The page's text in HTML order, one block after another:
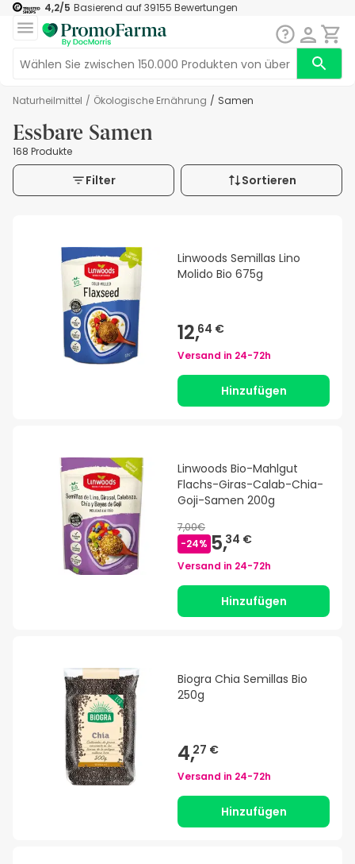
4,2/5 Basierend auf39155 Bewertungen
Naturheilmittel / Ökologische Ernährung / Samen
Essbare Samen
168 Produkte
Filter Sortieren
Linwoods Semillas Lino
Molido Bio 675g
12,64 €
Versand in 24-72h
Hinzufügen
Linwoods Bio-Mahlgut
Flachs-Giras-Calab-Chia-
Goji-Samen 200g
7,00€
-24% 5,34 €
Versand in 24-72h
Hinzufügen
Biogra Chia Semillas Bio
250g
4,27 €
Versand in 24-72h
Hinzufügen